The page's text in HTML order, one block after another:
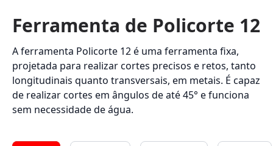
Ferramenta de Policorte 12
A ferramenta Policorte 12 é uma ferramenta fixa,
projetada para realizar cortes precisos e retos, tanto
longitudinais quanto transversais, em metais. É capaz
de realizar cortes em ângulos de até 45° e funciona
sem necessidade de água.